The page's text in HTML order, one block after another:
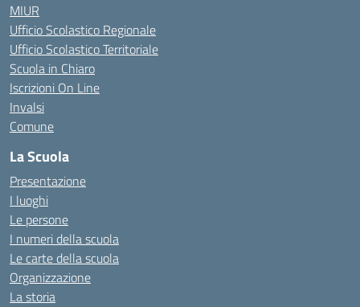
MIUR
Ufficio Scolastico Regionale
Ufficio Scolastico Territoriale
Scuola in Chiaro
Iscrizioni On Line
Invalsi
Comune
La Scuola
Presentazione
I luoghi
Le persone
I numeri della scuola
Le carte della scuola
Organizzazione
La storia